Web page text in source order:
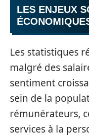
LES ENJEUX
Les statistiques
malgré des
sentiment
sein de la
rémunérateurs,
services à la